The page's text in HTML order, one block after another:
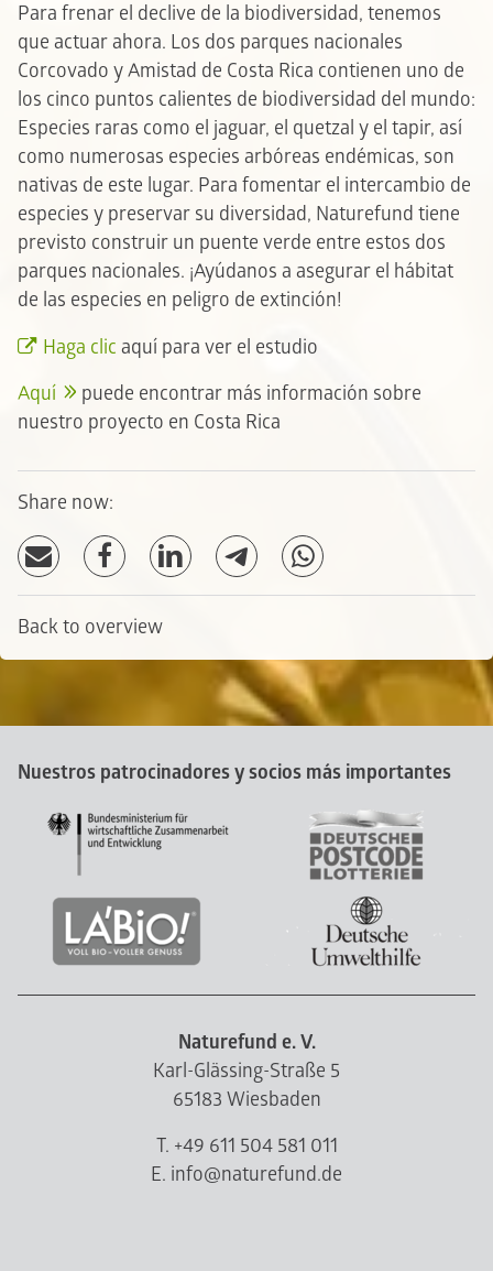
Para frenar el declive de la biodiversidad, tenemos
que actuar ahora. Los dos parques nacionales
Corcovado y Amistad de Costa Rica contienen uno de
los cinco puntos calientes de biodiversidad del mundo:
Especies raras como el jaguar, el quetzal y el tapir, así
como numerosas especies arbóreas endémicas, son
nativas de este lugar. Para fomentar el intercambio de
especies y preservar su diversidad, Naturefund tiene
previsto construir un puente verde entre estos dos
parques nacionales. ¡Ayúdanos a asegurar el hábitat
de las especies en peligro de extinción!
Haga clic aquí para ver el estudio
Aquí
puede encontrar más información sobre
nuestro proyecto en Costa Rica
Share now:
Back to overview
Nuestros patrocinadores y socios más importantes
Naturefund e. V.
Karl-Glässing-Straße 5
65183 Wiesbaden
T. +49 611 504 581 011
E. info@naturefund.de